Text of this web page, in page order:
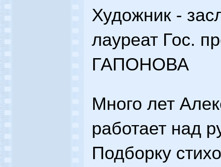
Художник -
лауреат Гос.
ГАПОНОВА
Много лет
работает над
Подборку